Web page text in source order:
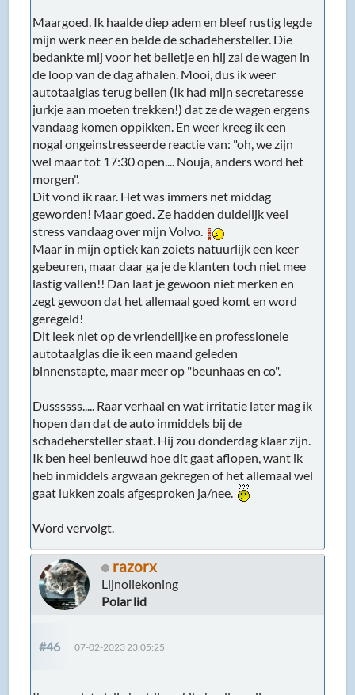
Maargoed. Ik haalde diep adem en bleef rustig legde
mijn werk neer en belde de schadehersteller. Die
bedankte mij voor het belletje en hij zal de wagen in
de loop van de dag afhalen. Mooi, dus ik weer
autotaalglas terug bellen (Ik had mijn secretaresse
jurkje aan moeten trekken!) dat ze de wagen ergens
vandaag komen oppikken. En weer kreeg ik een
nogal ongeinstresseerde reactie van: "oh, we zijn
wel maar tot 17:30 open.... Nouja, anders word het
morgen".
Dit vond ik raar. Het was immers net middag
geworden! Maar goed. Ze hadden duidelijk veel
stress vandaag over mijn Volvo.
Maar in mijn optiek kan zoiets natuurlijk een keer
gebeuren, maar daar ga je de klanten toch niet mee
lastig vallen!! Dan laat je gewoon niet merken en
zegt gewoon dat het allemaal goed komt en word
geregeld!
Dit leek niet op de vriendelijke en professionele
autotaalglas die ik een maand geleden
binnenstapte, maar meer op "beunhaas en co".
Dussssss..... Raar verhaal en wat irritatie later mag ik
hopen dan dat de auto inmiddels bij de
schadehersteller staat. Hij zou donderdag klaar zijn.
Ik ben heel benieuwd hoe dit gaat aflopen, want ik
heb inmiddels argwaan gekregen of het allemaal wel
gaat lukken zoals afgesproken ja/nee.
Word vervolgt.
razorx
Lijnoliekoning
Polar lid
#46 07-02-2023 23:05:25